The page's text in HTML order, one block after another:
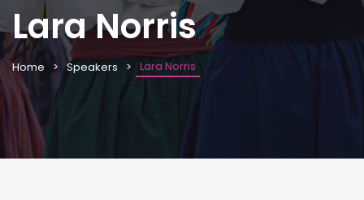
Lara Norris
Home Speakers Lara Norris